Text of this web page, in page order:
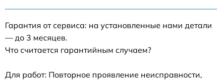
Гарантия от сервиса: на установленные нами детали
— до 3 месяцев.
Что считается гарантийным случаем?
Для работ: Повторное проявление неисправности,